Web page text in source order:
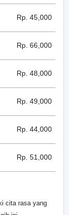
Rp. 45,000
Rp. 66,000
Rp. 48,000
Rp. 49,000
Rp. 44,000
Rp. 51,000
cita rasa yang